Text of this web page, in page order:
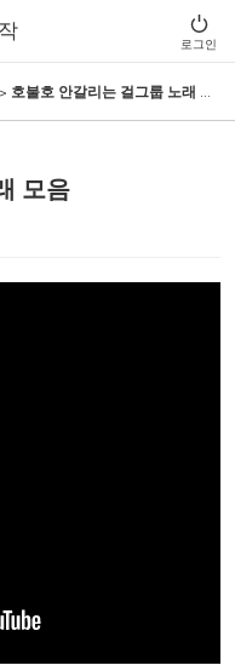
로그인
> 호불호 안갈리는 걸그룹 노래 모음
모음